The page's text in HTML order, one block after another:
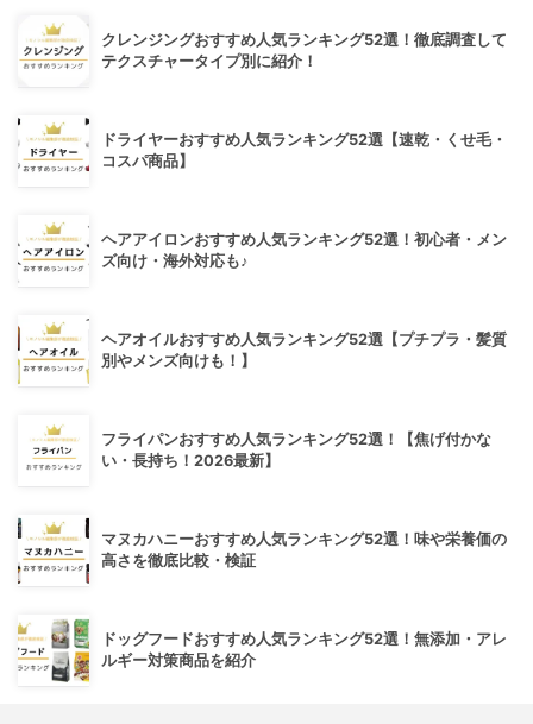
クレンジングおすすめ人気ランキング52選！徹底調査して
テクスチャータイプ別に紹介！
ドライヤーおすすめ人気ランキング52選【速乾・くせ毛・
コスパ商品】
ヘアアイロンおすすめ人気ランキング52選！初心者・メン
ズ向け・海外対応も♪
ヘアオイルおすすめ人気ランキング52選【プチプラ・髪質
別やメンズ向けも！】
フライパンおすすめ人気ランキング52選！【焦げ付かな
い・長持ち！2026最新】
マヌカハニーおすすめ人気ランキング52選！味や栄養価の
高さを徹底比較・検証
ドッグフードおすすめ人気ランキング52選！無添加・アレ
ルギー対策商品を紹介